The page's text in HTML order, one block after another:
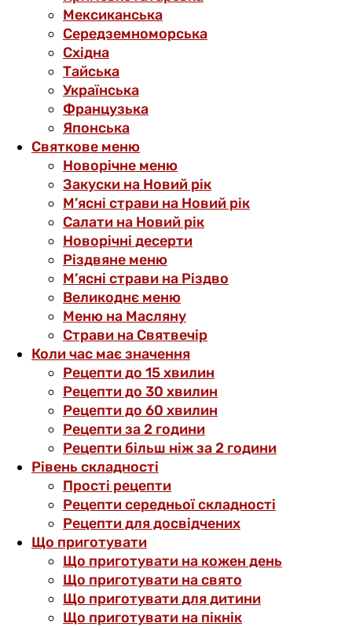
Мексиканська
Середземноморська
Східна
Тайська
Українська
Французька
Японська
Святкове меню
Новорічне меню
Закуски на Новий рік
М’ясні страви на Новий рік
Салати на Новий рік
Новорічні десерти
Різдвяне меню
М’ясні страви на Різдво
Великоднє меню
Меню на Масляну
Страви на Святвечір
Коли час має значення
Рецепти до 15 хвилин
Рецепти до 30 хвилин
Рецепти до 60 хвилин
Рецепти за 2 години
Рецепти більш ніж за 2 години
Рівень складності
Прості рецепти
Рецепти середньої складності
Рецепти для досвідчених
Що приготувати
Що приготувати на кожен день
Що приготувати на свято
Що приготувати для дитини
Що приготувати на пікнік